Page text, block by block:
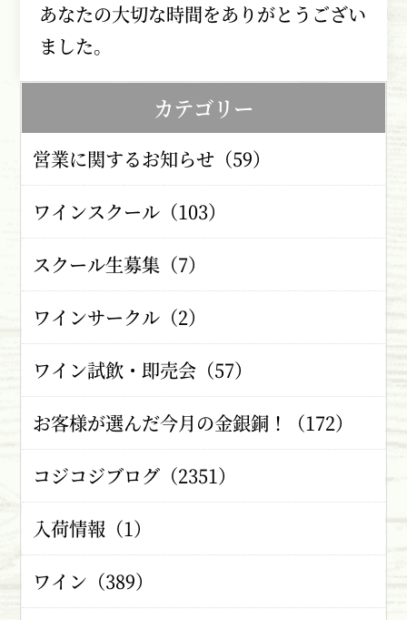
あなたの大切な時間をありがとうござい
ました。
カテゴリー
営業に関するお知らせ（59）
ワインスクール（103）
スクール生募集（7）
ワインサークル（2）
ワイン試飲・即売会（57）
お客様が選んだ今月の金銀銅！（172）
コジコジブログ（2351）
入荷情報（1）
ワイン（389）